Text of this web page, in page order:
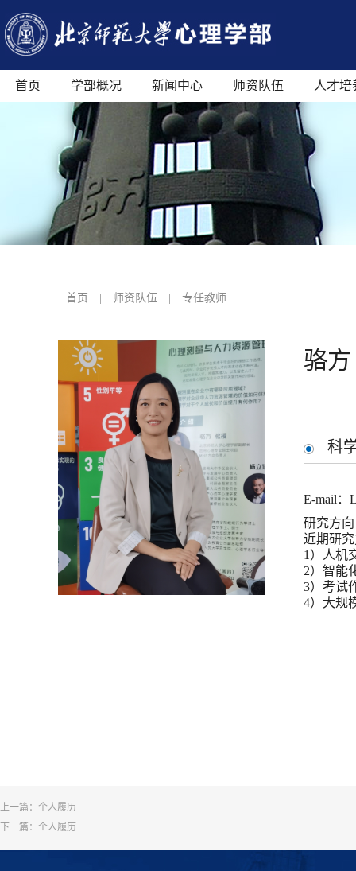
首页 学部概况 新闻中心 师资队伍 人才培
首页 师资队伍 专任教师
骆方
科
E-mail：
研究方
近期研
1）人机
2）智能
3）考试
4）大规
上一篇： 个人履历
下一篇： 个人履历